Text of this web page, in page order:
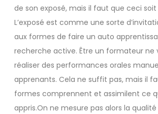
de son exposé, mais il faut que ceci
L’exposé est comme une sorte
aux formes de faire un auto
recherche active. Être un formateur ne
réaliser des performances orales
apprenants. Cela ne suffit pas, mais il
formes comprennent et assimilent ce
appris.On ne mesure pas alors la